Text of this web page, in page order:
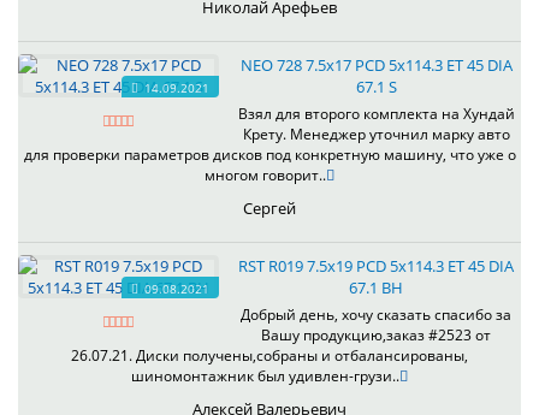
Николай Арефьев
14.09.2021
NEO 728 7.5x17 PCD 5x114.3 ET 45 DIA
67.1 S
Взял для второго комплекта на Хундай
Крету. Менеджер уточнил марку авто
для проверки параметров дисков под конкретную машину, что уже о
многом говорит..
Сергей
09.08.2021
RST R019 7.5x19 PCD 5x114.3 ET 45 DIA
67.1 BH
Добрый день, хочу сказать спасибо за
Вашу продукцию,заказ #2523 от
26.07.21. Диски получены,собраны и отбалансированы,
шиномонтажник был удивлен-грузи..
Алексей Валерьевич